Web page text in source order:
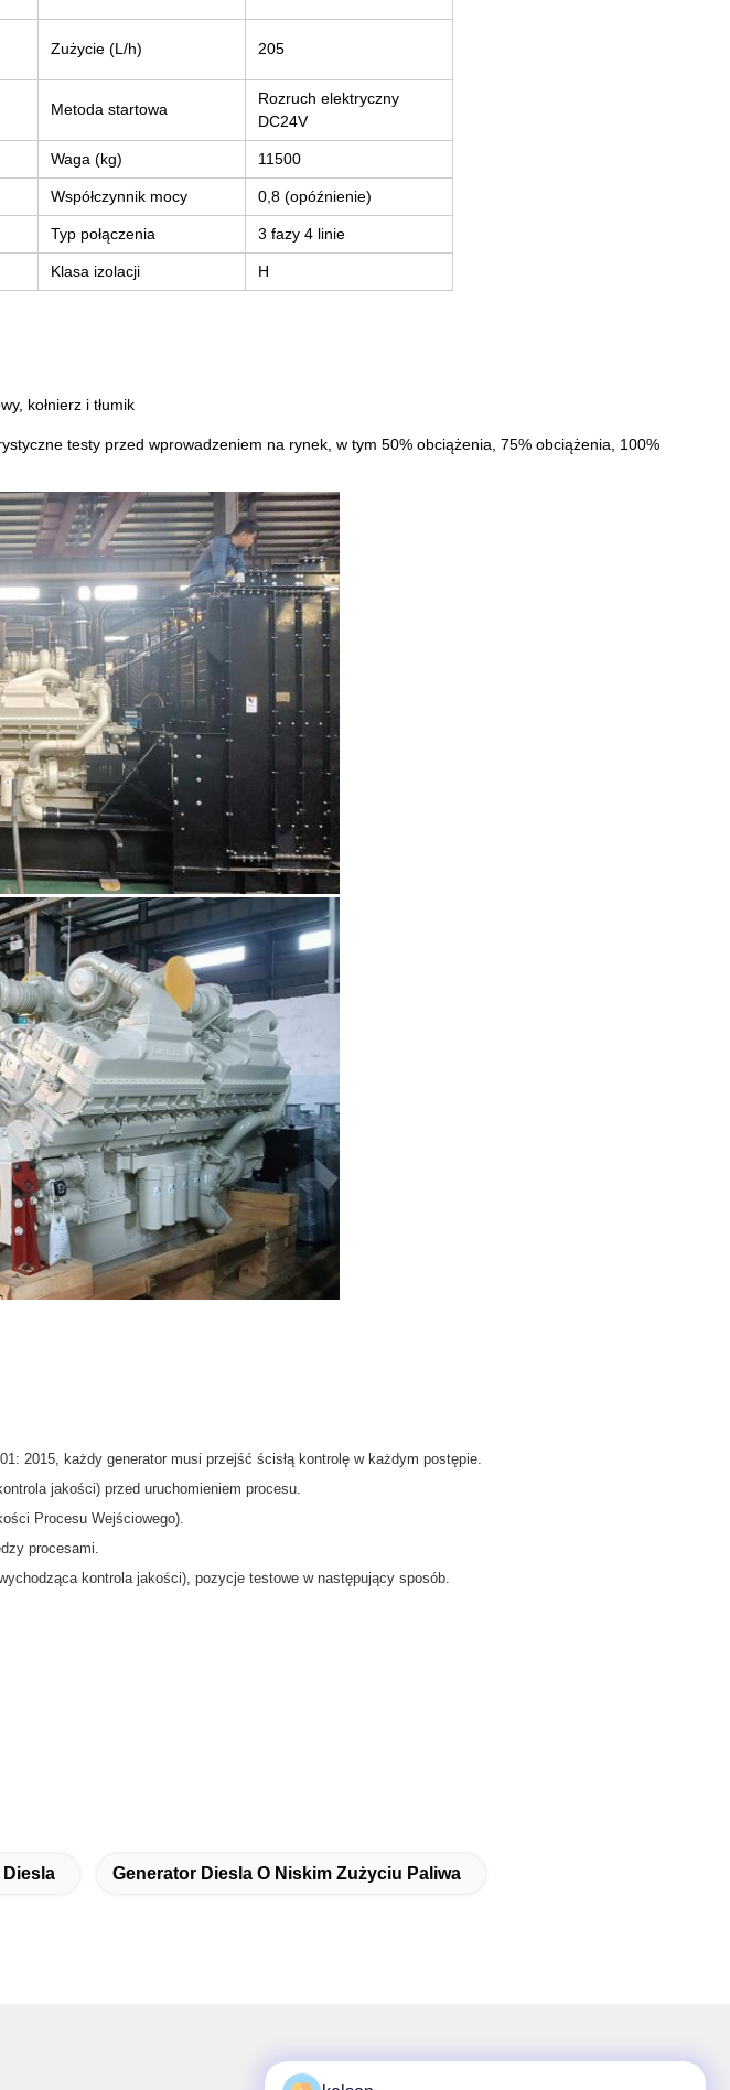
Zużycie (L/h) 205
Metoda startowa
Rozruch elektryczny
DC24V
Waga (kg) 11500
Współczynnik mocy 0,8 (opóźnienie)
Typ połączenia 3 fazy 4 linie
Klasa izolacji H
kołnierz i tłumik
testy przed wprowadzeniem na rynek, w tym 50% obciążenia, 75% obciążenia, 100%
2015, każdy generator musi przejść ścisłą kontrolę w każdym postępie.
jakości) przed uruchomieniem procesu.
Procesu Wejściowego).
procesami.
kontrola jakości), pozycje testowe w następujący sposób.
Generator Diesla O Niskim Zużyciu Paliwa